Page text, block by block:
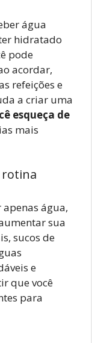
água
hidratado
pode
acordar,
refeições e
a criar uma
esqueça de
mais
rotina
água,
sua
sucos de
e
que você
para